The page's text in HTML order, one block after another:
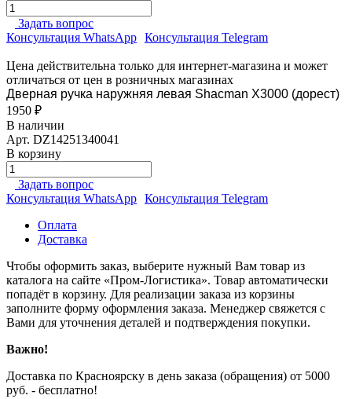
Задать вопрос
Консультация WhatsApp Консультация Telegram
Цена действительна только для интернет-магазина и может
отличаться от цен в розничных магазинах
Дверная ручка наружняя левая Shacman X3000 (дорест)
1950 ₽
В наличии
Арт. DZ14251340041
В корзину
Задать вопрос
Консультация WhatsApp Консультация Telegram
Оплата
Доставка
Чтобы оформить заказ, выберите нужный Вам товар из
каталога на сайте «Пром-Логистика». Товар автоматически
попадёт в корзину. Для реализации заказа из корзины
заполните форму оформления заказа. Менеджер свяжется с
Вами для уточнения деталей и подтверждения покупки.
Важно!
Доставка по Красноярску в день заказа (обращения) от 5000
руб. - бесплатно!